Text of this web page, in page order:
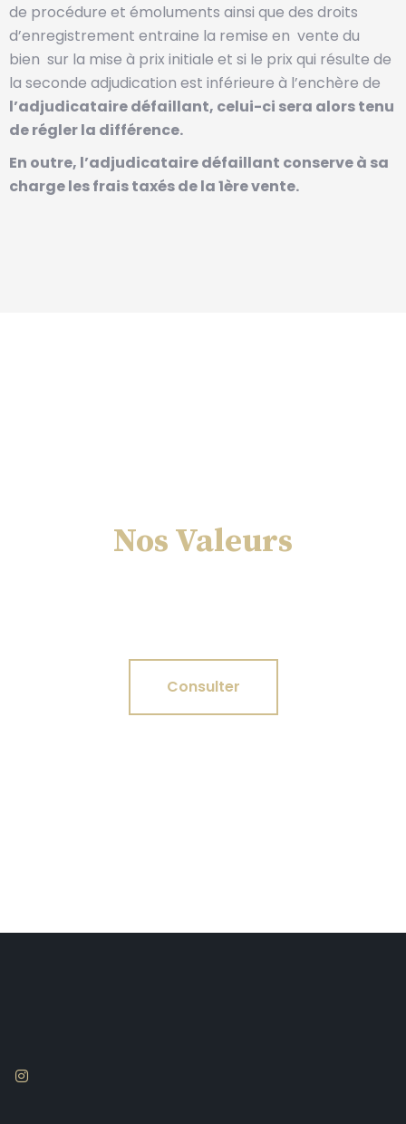
de procédure et émoluments ainsi que des droits
d’enregistrement entraine la remise en vente du
bien sur la mise à prix initiale et si le prix qui résulte de
la seconde adjudication est inférieure à l’enchère de
l’adjudicataire défaillant, celui-ci sera alors tenu
de régler la différence.
En outre, l’adjudicataire défaillant conserve à sa
charge les frais taxés de la 1ère vente.
Nos Valeurs
Consulter